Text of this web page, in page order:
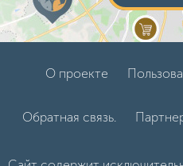
О проекте
Обратная связь.